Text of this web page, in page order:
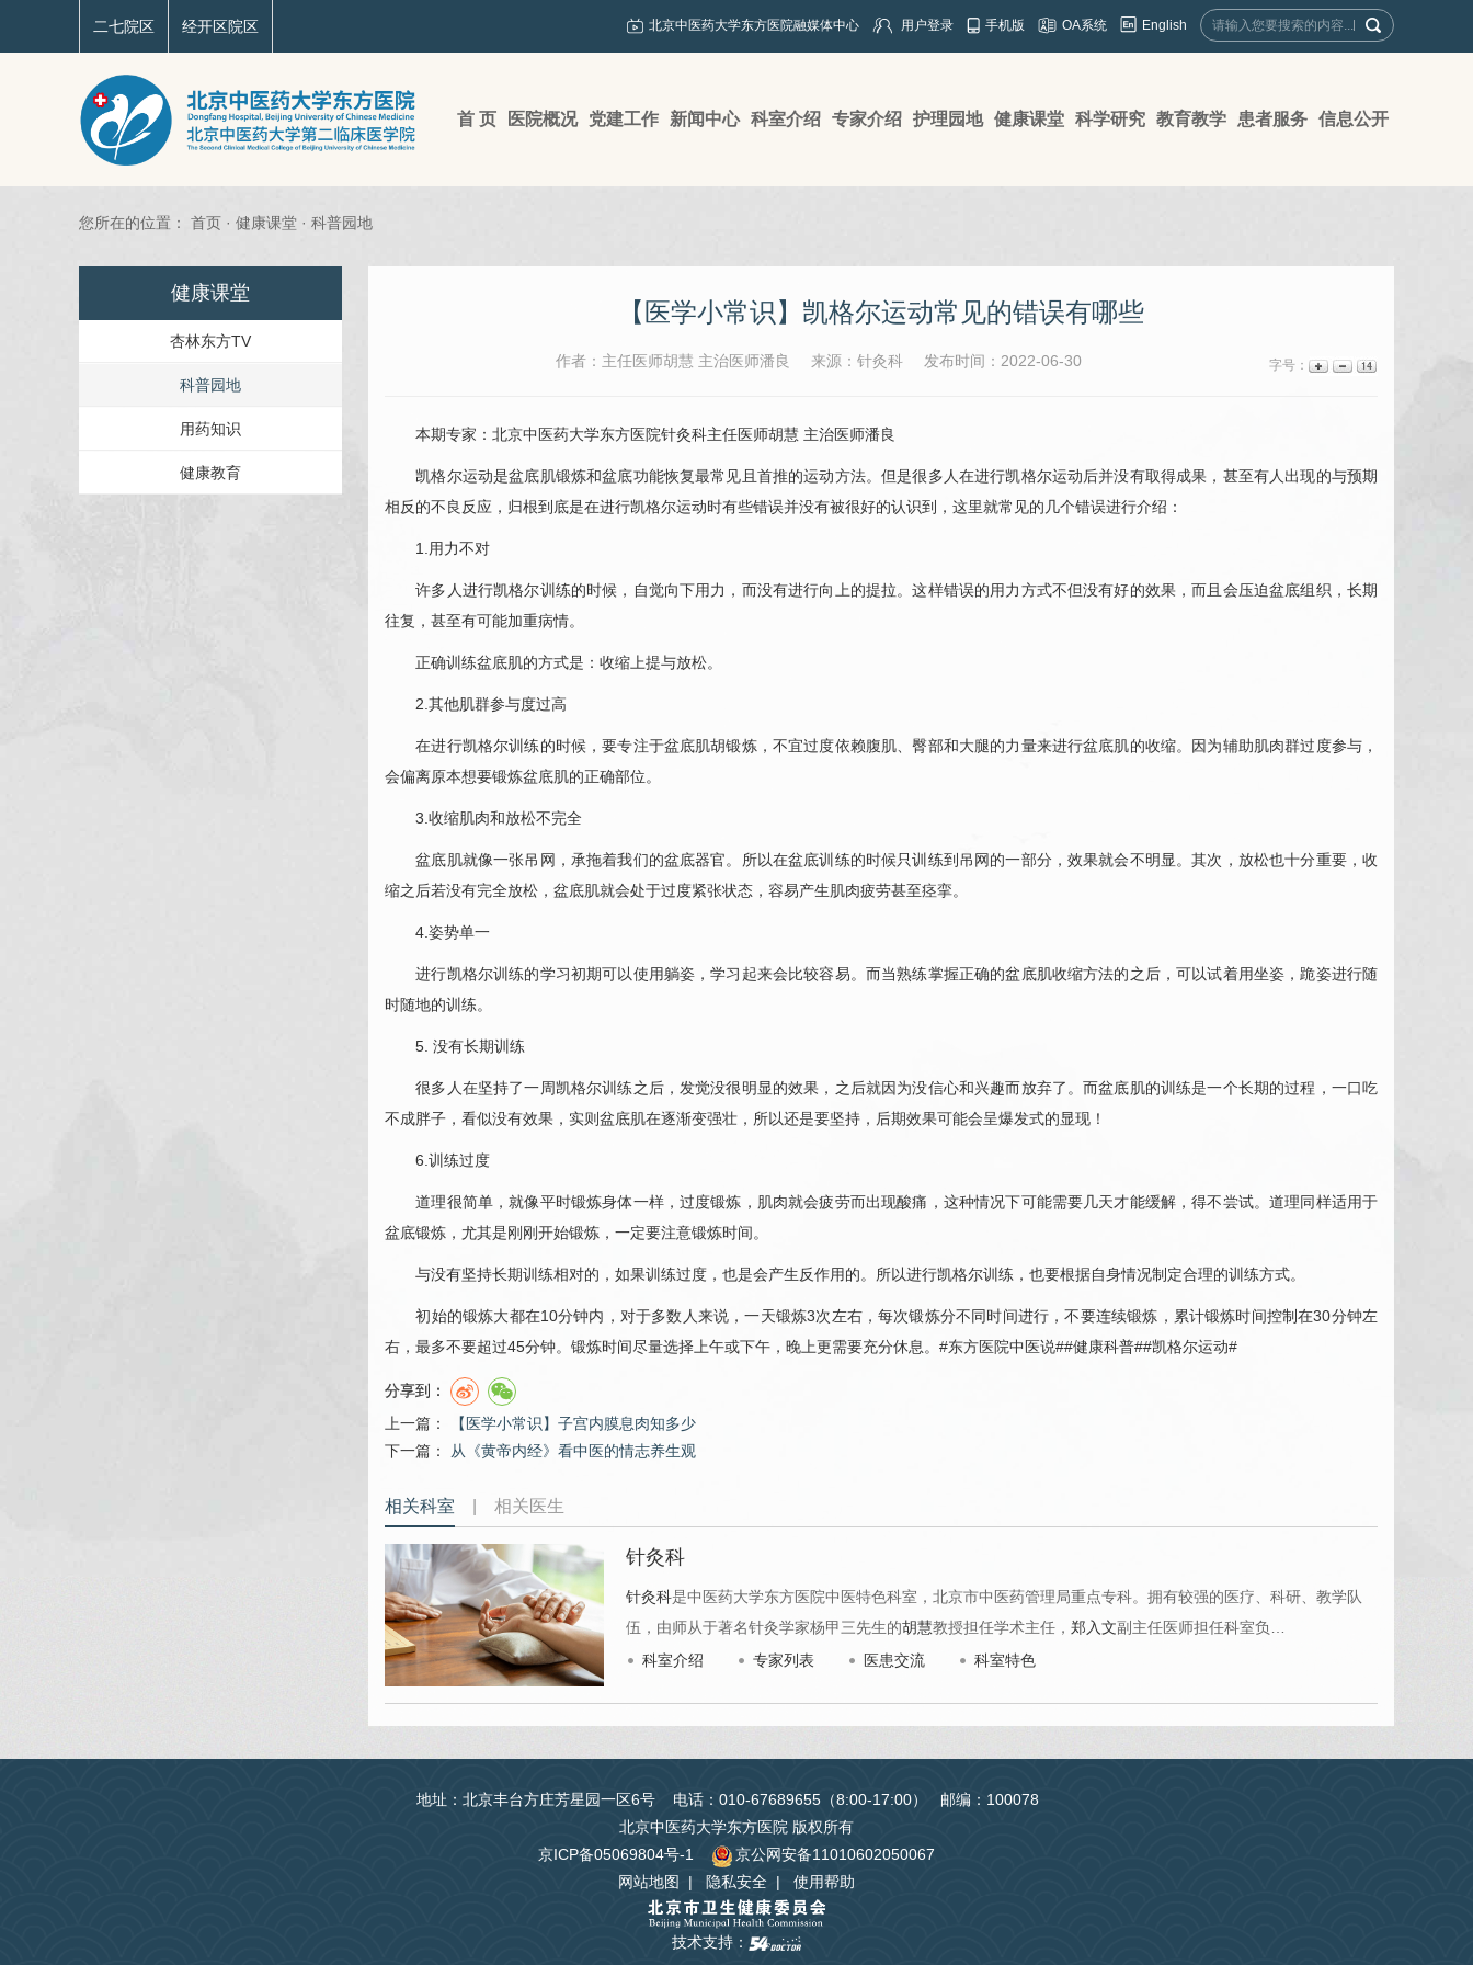
二七院区 经开区院区 北京中医药大学东方医院融媒体中心 用户登录 手机版 OA系统 English
首 页 医院概况 党建工作 新闻中心 科室介绍 专家介绍 护理园地 健康课堂 科学研究 教育教学 患者服务 信息公开
您所在的位置： 首页 · 健康课堂 · 科普园地
健康课堂
杏林东方TV
科普园地
用药知识
健康教育
【医学小常识】凯格尔运动常见的错误有哪些
作者：主任医师胡慧 主治医师潘良 来源：针灸科 发布时间：2022-06-30 字号：
本期专家：北京中医药大学东方医院针灸科主任医师胡慧 主治医师潘良
凯格尔运动是盆底肌锻炼和盆底功能恢复最常见且首推的运动方法。但是很多人在进行凯格尔运动后并没有取得成果，甚至有人出现的与预期
相反的不良反应，归根到底是在进行凯格尔运动时有些错误并没有被很好的认识到，这里就常见的几个错误进行介绍：
1.用力不对
许多人进行凯格尔训练的时候，自觉向下用力，而没有进行向上的提拉。这样错误的用力方式不但没有好的效果，而且会压迫盆底组织，长期
往复，甚至有可能加重病情。
正确训练盆底肌的方式是：收缩上提与放松。
2.其他肌群参与度过高
在进行凯格尔训练的时候，要专注于盆底肌胡锻炼，不宜过度依赖腹肌、臀部和大腿的力量来进行盆底肌的收缩。因为辅助肌肉群过度参与，
会偏离原本想要锻炼盆底肌的正确部位。
3.收缩肌肉和放松不完全
盆底肌就像一张吊网，承拖着我们的盆底器官。所以在盆底训练的时候只训练到吊网的一部分，效果就会不明显。其次，放松也十分重要，收
缩之后若没有完全放松，盆底肌就会处于过度紧张状态，容易产生肌肉疲劳甚至痉挛。
4.姿势单一
进行凯格尔训练的学习初期可以使用躺姿，学习起来会比较容易。而当熟练掌握正确的盆底肌收缩方法的之后，可以试着用坐姿，跪姿进行随
时随地的训练。
5. 没有长期训练
很多人在坚持了一周凯格尔训练之后，发觉没很明显的效果，之后就因为没信心和兴趣而放弃了。而盆底肌的训练是一个长期的过程，一口吃
不成胖子，看似没有效果，实则盆底肌在逐渐变强壮，所以还是要坚持，后期效果可能会呈爆发式的显现！
6.训练过度
道理很简单，就像平时锻炼身体一样，过度锻炼，肌肉就会疲劳而出现酸痛，这种情况下可能需要几天才能缓解，得不尝试。道理同样适用于
盆底锻炼，尤其是刚刚开始锻炼，一定要注意锻炼时间。
与没有坚持长期训练相对的，如果训练过度，也是会产生反作用的。所以进行凯格尔训练，也要根据自身情况制定合理的训练方式。
初始的锻炼大都在10分钟内，对于多数人来说，一天锻炼3次左右，每次锻炼分不同时间进行，不要连续锻炼，累计锻炼时间控制在30分钟左
右，最多不要超过45分钟。锻炼时间尽量选择上午或下午，晚上更需要充分休息。#东方医院中医说##健康科普##凯格尔运动#
分享到：
上一篇：
【医学小常识】子宫内膜息肉知多少
下一篇：
从《黄帝内经》看中医的情志养生观
相关科室 相关医生
针灸科
针灸科是中医药大学东方医院中医特色科室，北京市中医药管理局重点专科。拥有较强的医疗、科研、教学队
伍，由师从于著名针灸学家杨甲三先生的胡慧教授担任学术主任， 郑入文副主任医师担任科室负…
科室介绍
专家列表 医患交流 科室特色
地址：北京丰台方庄芳星园一区6号 电话：010-67689655（8:00-17:00） 邮编：100078
北京中医药大学东方医院 版权所有
京ICP备05069804号-1
京公网安备11010602050067
网站地图
| 隐私安全 | 使用帮助
技术支持：